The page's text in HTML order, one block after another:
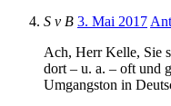
S v B 3. Mai 2017
Ach, Herr Kelle, Sie
dort – u. a. – oft und
Umgangston in